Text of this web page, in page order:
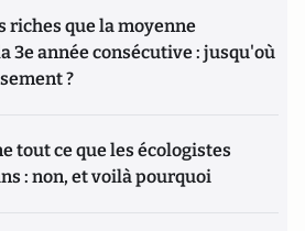
riches que la moyenne
3e année consécutive : jusqu'où
?
tout ce que les écologistes
: non, et voilà pourquoi